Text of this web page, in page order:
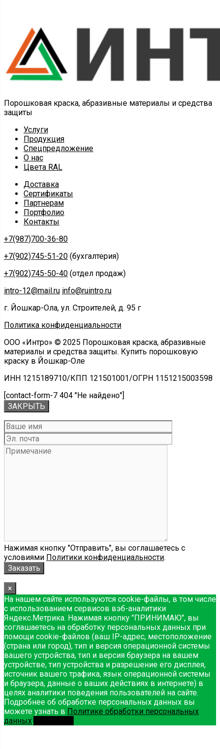
Порошковая краска, абразивные материалы и средства
защиты
Услуги
Продукция
Спецпредложение
О нас
Цвета RAL
Доставка
Сертификаты
Партнерам
Портфолио
Контакты
+7(987)700-36-80
+7(902)745-51-20 (бухгалтерия)
+7(902)745-50-40 (отдел продаж)
intro-12@mail.ru info@ruintro.ru
г. Йошкар-Ола, ул. Строителей, д. 95 г
Политика конфиденциальности
ООО «Интро» © 2025 Порошковая краска, абразивные
материалы и средства защиты. Купить порошковую
краску в Йошкар-Оле
ИНН 1215189710/КПП 121501001/ОГРН 1151215003598
[contact-form-7 404 "Не найдено"]
ЗАКРЫТЬ
Нажимая кнопку "Отправить", вы соглашаетесь с
условиями Политики конфиденциальности.
×
На нашем сайте используются cookie-файлы, в том числе
с использованием сервисов вэб-аналитики
Яндекс.Метрика. Нажимая кнопку "ПРИНИМАЮ", вы
соглашаетесь на обработку персональных данных при
помощи cookie-файлов (ваш IP-адрес, местоположение
(страна или город), тип и версия операционной системы
вашего устройства, тип и версия браузера на вашем
устройстве, тип устройства и разрешение его дисплея,
источник вашего трафика, язык операционной системы
и браузера, данные о ваших действиях в интернете) в
целях аналитики поведения пользователей на сайте.
Подробнее об обработке персональных данных вы
можете узнать в Политике обработки персональных
данных.